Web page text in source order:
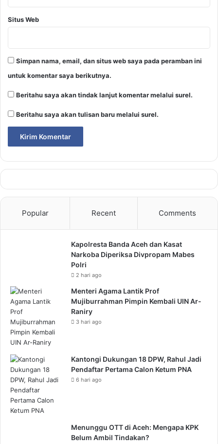
Situs Web
Simpan nama, email, dan situs web saya pada peramban ini
untuk komentar saya berikutnya.
Beritahu saya akan tindak lanjut komentar melalui surel.
Beritahu saya akan tulisan baru melalui surel.
Popular Recent Comments
Kapolresta Banda Aceh dan Kasat
Narkoba Diperiksa Divpropam Mabes
Polri
2 hari ago
Menteri Agama Lantik Prof
Mujiburrahman Pimpin Kembali UIN Ar-
Raniry
3 hari ago
Kantongi Dukungan 18 DPW, Rahul Jadi
Pendaftar Pertama Calon Ketum PNA
6 hari ago
Menunggu OTT di Aceh: Mengapa KPK
Belum Ambil Tindakan?